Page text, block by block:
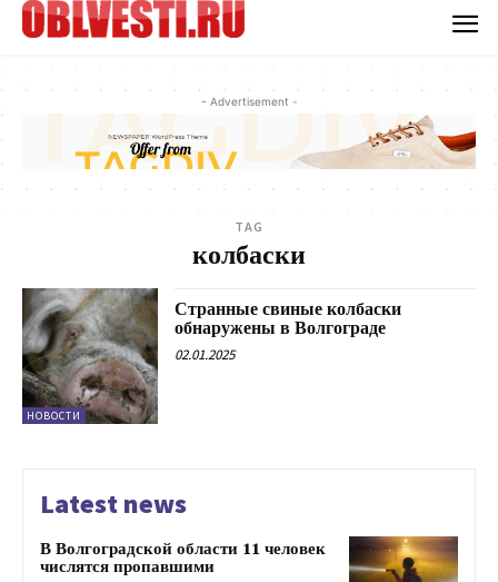
- Advertisement -
TAG
колбаски
НОВОСТИ
Странные свиные колбаски
обнаружены в Волгограде
02.01.2025
Latest news
В Волгоградской области 11 человек
числятся пропавшими